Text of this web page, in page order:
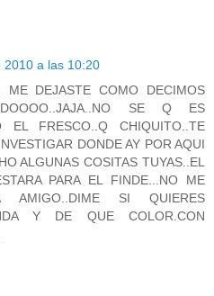
2010 a las 10:20
ME DEJASTE COMO DECIMOS
SE Q ES
EL FRESCO..Q CHIQUITO..TE
DONDE AY POR AQUI
ALGUNAS COSITAS TUYAS..EL
PARA EL FINDE...NO ME
AMIGO..DIME SI QUIERES
Y DE QUE COLOR.CON